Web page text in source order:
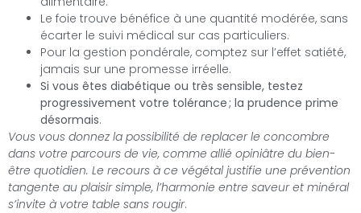
Le foie trouve bénéfice à une quantité modérée, sans
écarter le suivi médical sur cas particuliers.
Pour la gestion pondérale, comptez sur l’effet satiété,
jamais sur une promesse irréelle.
Si vous êtes diabétique ou très sensible, testez
progressivement votre tolérance ; la prudence prime
désormais.
Vous vous donnez la possibilité de replacer le concombre
dans votre parcours de vie, comme allié opiniâtre du bien-
être quotidien. Le recours à ce végétal justifie une prévention
tangente au plaisir simple, l’harmonie entre saveur et minéral
s’invite à votre table sans rougir.